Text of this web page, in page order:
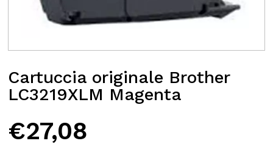
Cartuccia originale Brother
LC3219XLM Magenta
€27,08